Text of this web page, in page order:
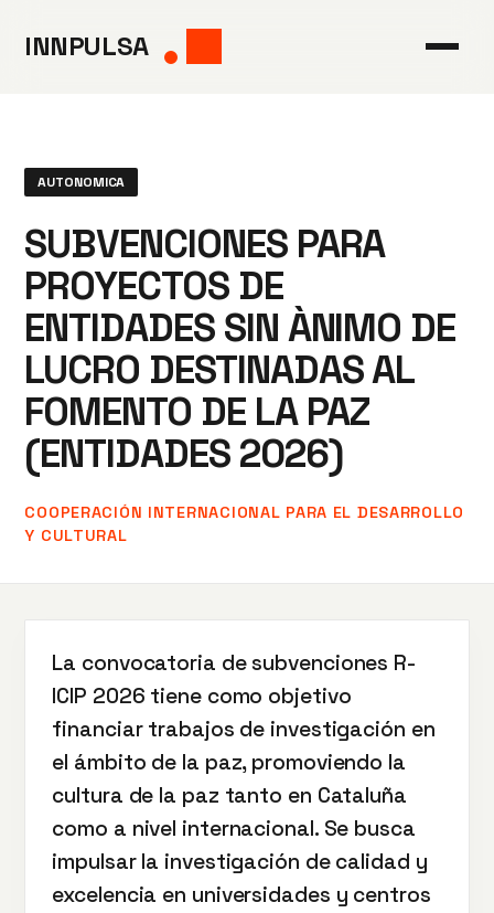
INNPULSA
AUTONOMICA
SUBVENCIONES PARA
PROYECTOS DE
ENTIDADES SIN ÀNIMO DE
LUCRO DESTINADAS AL
FOMENTO DE LA PAZ
(ENTIDADES 2026)
COOPERACIÓN INTERNACIONAL PARA EL DESARROLLO
Y CULTURAL
La convocatoria de subvenciones R-
ICIP 2026 tiene como objetivo
financiar trabajos de investigación en
el ámbito de la paz, promoviendo la
cultura de la paz tanto en Cataluña
como a nivel internacional. Se busca
impulsar la investigación de calidad y
excelencia en universidades y centros